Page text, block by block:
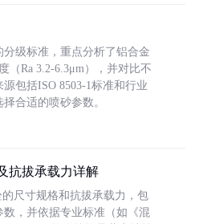
级标准，重点分析了铝合金
（Ra 3.2-6.3μm），并对比不
包括ISO 8503-1标准和行业
合适的喷砂参数。
抗拔承载力详解
尺寸规格和抗拔承载力，包
，并依据专业标准（如《混